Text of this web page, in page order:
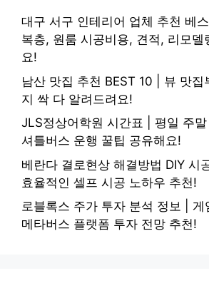
대구 서구 인테리어 업체 추천 베
복층, 원룸 시공비용, 견적, 리모델
요!
남산 맛집 추천 BEST 10 | 뷰 맛집
지 싹 다 알려드려요!
JLS정상어학원 시간표 | 평일 주
셔틀버스 운행 꿀팁 공유해요!
베란다 결로현상 해결방법 DIY 시
효율적인 셀프 시공 노하우 추천!
로블록스 주가 투자 분석 정보 | 게
메타버스 플랫폼 투자 전망 추천!